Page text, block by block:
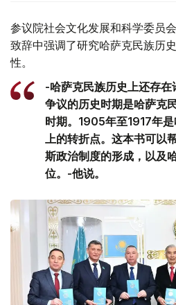
参议院社会文化发展和科学委员
致辞中强调了研究哈萨克民族历
性。
-哈萨克民族历史上还存
争议的历史时期是哈萨克
时期。1905年至1917年
上的转折点。这本书可以
斯政治制度的形成，以及
位。-他说。